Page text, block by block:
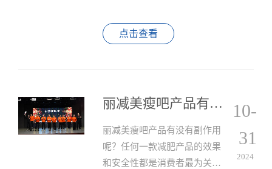
为了许多求美者的难题。
点击查看
丽减美瘦吧产品有没有副作用呢？
丽减美瘦吧产品有没有副作用
呢？任何一款减肥产品的效果
和安全性都是消费者最为关心
10-
31
2024